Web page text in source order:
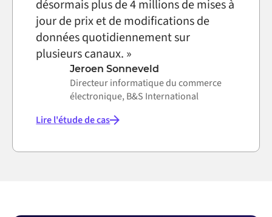
désormais plus de 4 millions de mises à
jour de prix et de modifications de
données quotidiennement sur
plusieurs canaux. »
Jeroen Sonneveld
Directeur informatique du commerce
électronique, B&S International
Lire l'étude de cas